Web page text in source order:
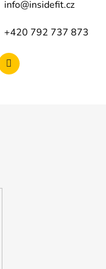
info@insidefit.cz
+420 792 737 873